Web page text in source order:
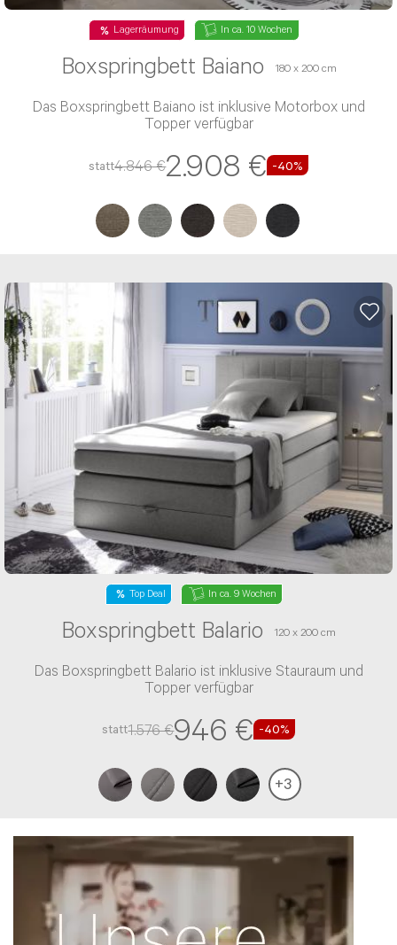
Nachricht*
NACHRICHT ABSENDEN
* Die mit einem * gekennzeichneten
Angaben sind Pflichtfelder.
Lagerräumung In ca. 10 Wochen
Boxspringbett Baiano 180 x 200 cm
Das Boxspringbett Baiano ist inklusive Motorbox und
Topper verfügbar
statt4.846 €2.908 € -40%
Top Deal In ca. 9 Wochen
Boxspringbett Balario 120 x 200 cm
Das Boxspringbett Balario ist inklusive Stauraum und
Topper verfügbar
statt1.576 €946 € -40%
+3